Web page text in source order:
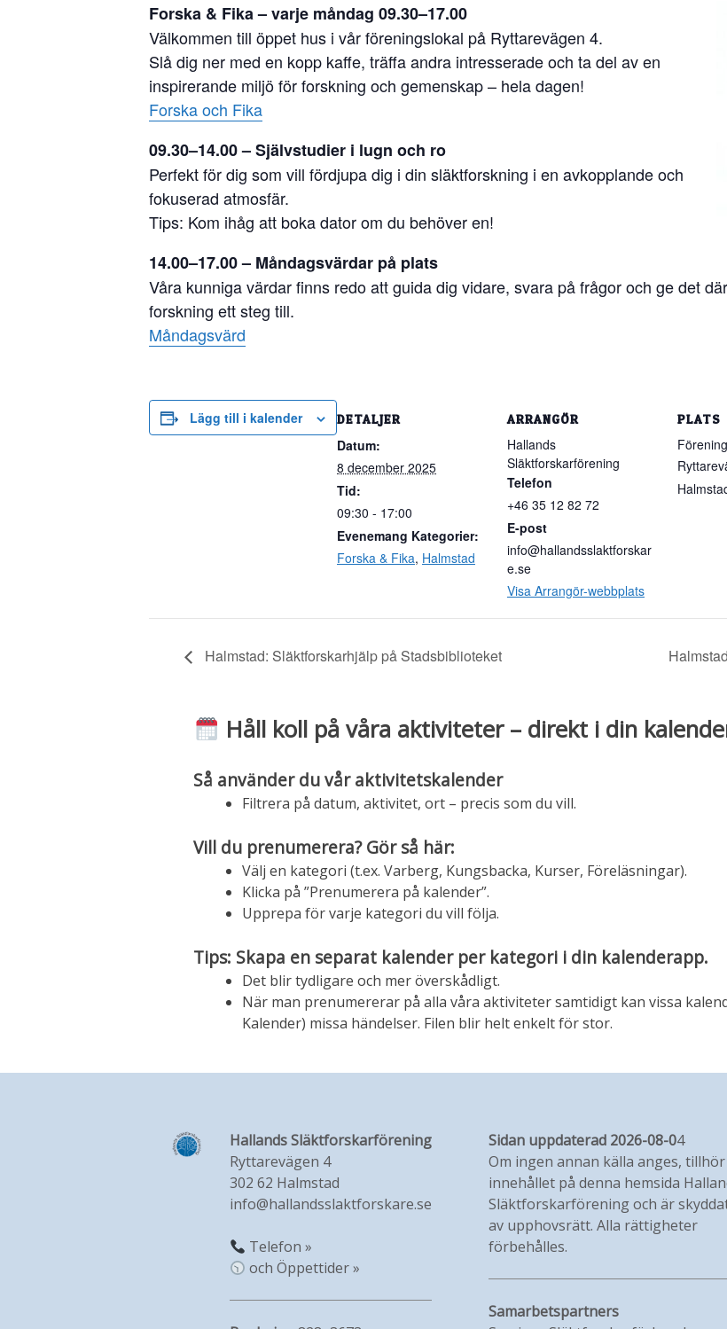
Forska & Fika – varje måndag 09.30–17.00
Välkommen till öppet hus i vår föreningslokal på Ryttarevägen 4.
Slå dig ner med en kopp kaffe, träffa andra intresserade och ta del av en
inspirerande miljö för forskning och gemenskap – hela dagen!
Forska och Fika
09.30–14.00 – Självstudier i lugn och ro
Perfekt för dig som vill fördjupa dig i din släktforskning i en avkopplande och
fokuserad atmosfär.
Tips: Kom ihåg att boka dator om du behöver en!
14.00–17.00 – Måndagsvärdar på plats
Våra kunniga värdar finns redo att guida dig vidare, svara på frågor och ge det
forskning ett steg till.
Måndagsvärd
Lägg till i kalender DETALJER
Datum:
8 december 2025
Tid:
09:30 - 17:00
Evenemang Kategorier:
Forska & Fika, Halmstad
ARRANGÖR
Hallands
Släktforskarförening
Telefon
+46 35 12 82 72
E-post
info@hallandsslaktforskar
e.se
Visa Arrangör-webbplats
PLATS
Halmstad: Släktforskarhjälp på Stadsbiblioteket
Håll koll på våra aktiviteter – direkt i din
Så använder du vår aktivitetskalender
Filtrera på datum, aktivitet, ort – precis som du vill.
Vill du prenumerera? Gör så här:
Välj en kategori (t.ex. Varberg, Kungsbacka, Kurser, Föreläsningar).
Klicka på ”Prenumerera på kalender”.
Upprepa för varje kategori du vill följa.
Tips: Skapa en separat kalender per kategori i din kalenderapp.
Det blir tydligare och mer överskådligt.
När man prenumererar på alla våra aktiviteter samtidigt kan vissa
Kalender) missa händelser. Filen blir helt enkelt för stor.
Hallands Släktforskarförening
Ryttarevägen 4
302 62 Halmstad
info@hallandsslaktforskare.se
Telefon »
och Öppettider »
Sidan uppdaterad 2026-08-04
Om ingen annan källa anges, tillhör
innehållet på denna hemsida
Släktforskarförening och är
av upphovsrätt. Alla rättigheter
förbehålles.
Samarbetspartners